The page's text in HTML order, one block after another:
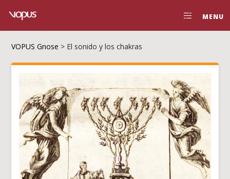
MENU
VOPUS Gnose > El sonido y los chakras